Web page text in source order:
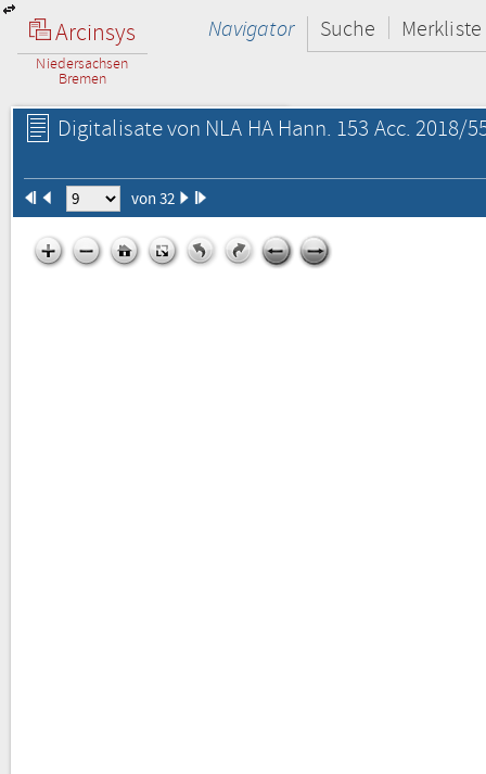
Arcinsys
Niedersachsen
Bremen
Navigator Suche Merkliste
Digitalisate von NLA HA Hann. 153 Acc. 2018/
von 32